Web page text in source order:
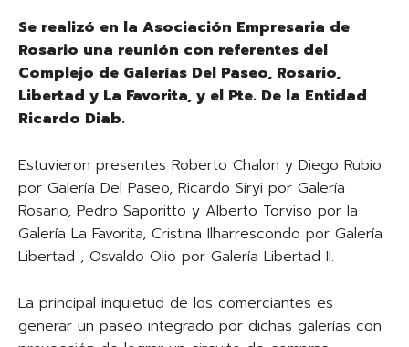
Se realizó en la Asociación Empresaria de
Rosario una reunión con referentes del
Complejo de Galerías Del Paseo, Rosario,
Libertad y La Favorita, y el Pte. De la Entidad
Ricardo Diab.
Estuvieron presentes Roberto Chalon y Diego Rubio
por Galería Del Paseo, Ricardo Siryi por Galería
Rosario, Pedro Saporitto y Alberto Torviso por la
Galería La Favorita, Cristina Ilharrescondo por Galería
Libertad , Osvaldo Olio por Galería Libertad II.
La principal inquietud de los comerciantes es
generar un paseo integrado por dichas galerías con